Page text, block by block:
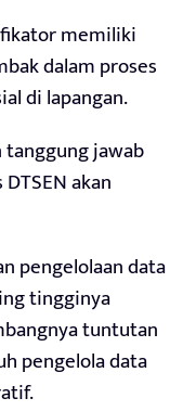
memiliki
dalam proses
di lapangan.
jawab
akan
pengelolaan data
tingginya
tuntutan
pengelola data